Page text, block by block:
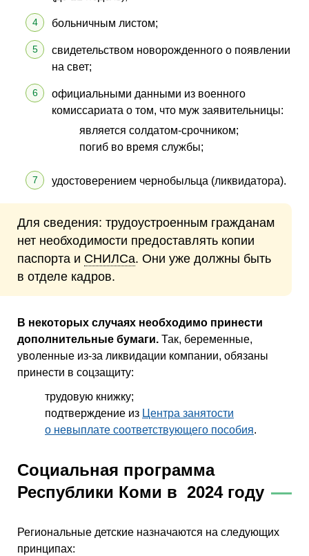
больничным листом;
свидетельством новорожденного о появлении
на свет;
официальными данными из военного
комиссариата о том, что муж заявительницы:
является солдатом-срочником;
погиб во время службы;
удостоверением чернобыльца (ликвидатора).
Для сведения: трудоустроенным гражданам
нет необходимости предоставлять копии
паспорта и СНИЛСа. Они уже должны быть
в отделе кадров.
В некоторых случаях необходимо принести
дополнительные бумаги. Так, беременные,
уволенные из-за ликвидации компании, обязаны
принести в соцзащиту:
трудовую книжку;
подтверждение из Центра занятости
о невыплате соответствующего пособия.
Социальная программа
Республики Коми в 2024 году
Региональные детские назначаются на следующих
принципах: